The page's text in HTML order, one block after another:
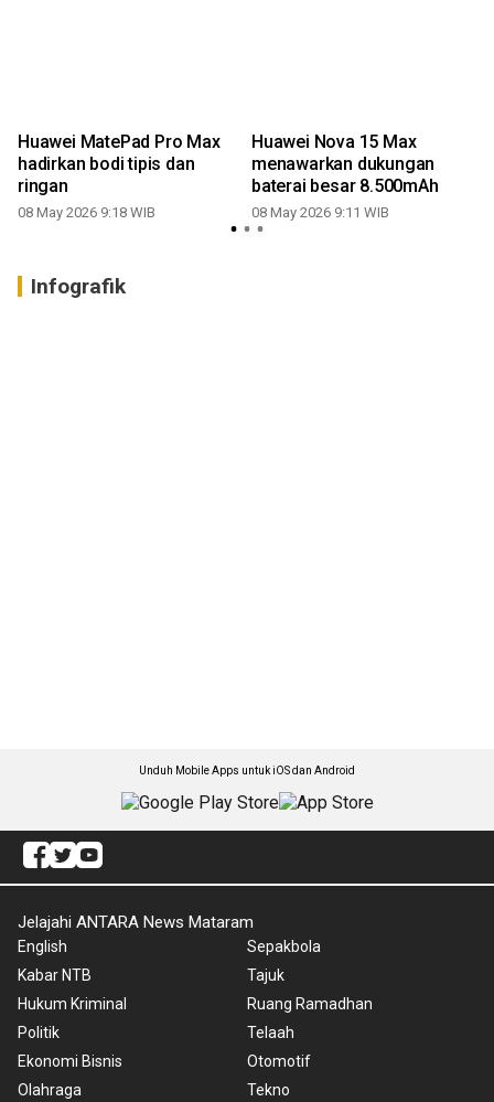
Huawei MatePad Pro Max
hadirkan bodi tipis dan
ringan
08 May 2026 9:18 WIB
Huawei Nova 15 Max
menawarkan dukungan
baterai besar 8.500mAh
08 May 2026 9:11 WIB
Infografik
Unduh Mobile Apps untuk iOS dan Android
Jelajahi ANTARA News Mataram
English
Kabar NTB
Hukum Kriminal
Politik
Ekonomi Bisnis
Olahraga
Sepakbola
Tajuk
Ruang Ramadhan
Telaah
Otomotif
Tekno